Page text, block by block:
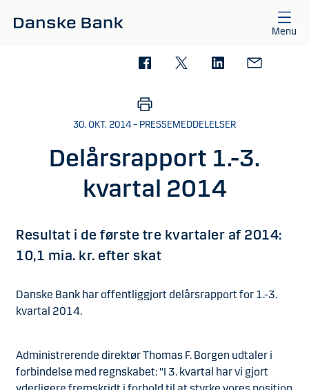
Menu
30. OKT. 2014 – PRESSEMEDDELELSER
Delårsrapport 1.-3.
kvartal 2014
Resultat i de første tre kvartaler af 2014:
10,1 mia. kr. efter skat
Danske Bank har offentliggjort delårsrapport for 1.-3.
kvartal 2014.
Administrerende direktør Thomas F. Borgen udtaler i
forbindelse med regnskabet: "I 3. kvartal har vi gjort